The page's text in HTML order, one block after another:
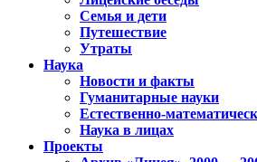
Семья и дети
Путешествие
Утраты
Наука
Новости и факты
Гуманитарные науки
Естественно-
Наука в лицах
Проекты